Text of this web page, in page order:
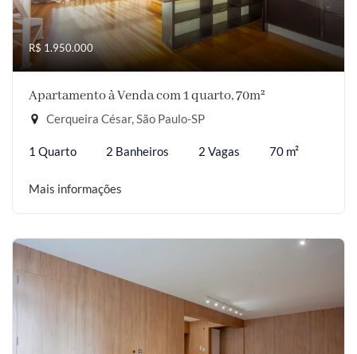
R$ 1.950.000
Apartamento à Venda com 1 quarto, 70m²
Cerqueira César, São Paulo-SP
1 Quarto 2 Banheiros 2 Vagas 70 m²
Mais informações